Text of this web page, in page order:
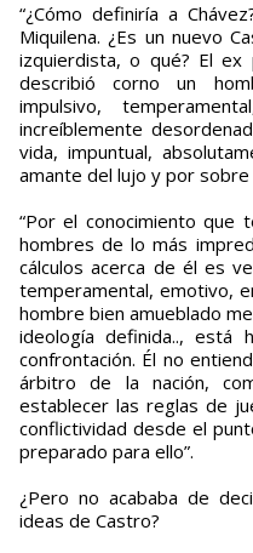
“¿Cómo definiría a
Miquilena. ¿Es un nuevo
izquierdista, o qué? El ex
describió corno un
impulsivo,
increíblemente
vida, impuntual,
amante del lujo y por
“Por el conocimiento que
hombres de lo más
cálculos acerca de él es
temperamental, emotivo,
hombre bien amueblado
ideología definida.., está
confrontación. Él no
árbitro de la nación,
establecer las reglas de
conflictividad desde el
preparado para ello”.
¿Pero no acababa de
ideas de Castro?